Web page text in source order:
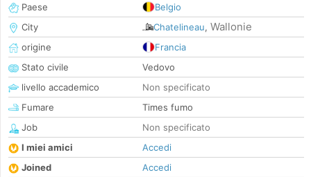
Paese
Belgio
City
Chatelineau, Wallonie
origine
Francia
Stato civile
Vedovo
livello accademico
Non specificato
Fumare
Times fumo
Job
Non specificato
I miei amici
Accedi
Joined
Accedi